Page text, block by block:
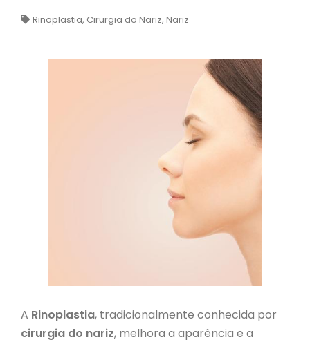
CONTATO
Rinoplastia, Cirurgia do Nariz, Nariz
A Rinoplastia, tradicionalmente conhecida por
cirurgia do nariz, melhora a aparência e a